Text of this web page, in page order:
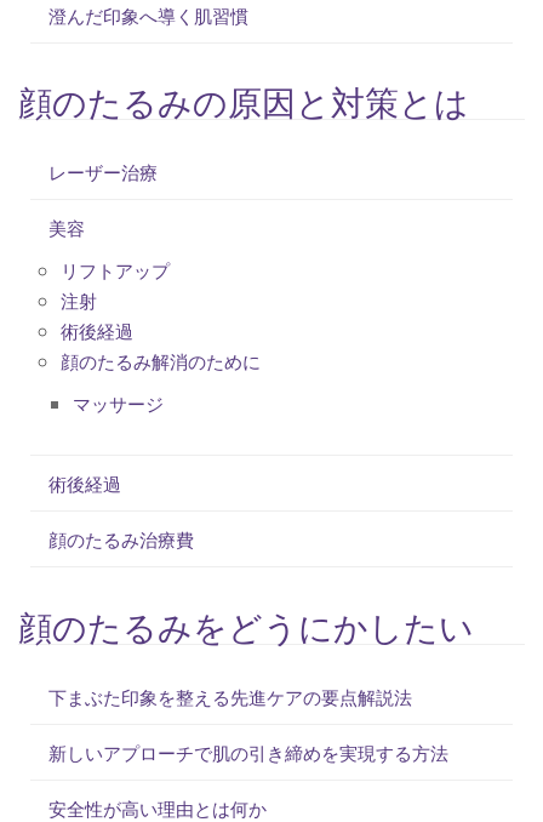
澄んだ印象へ導く肌習慣
顔のたるみの原因と対策とは
レーザー治療
美容
リフトアップ
注射
術後経過
顔のたるみ解消のために
マッサージ
術後経過
顔のたるみ治療費
顔のたるみをどうにかしたい
下まぶた印象を整える先進ケアの要点解説法
新しいアプローチで肌の引き締めを実現する方法
安全性が高い理由とは何か